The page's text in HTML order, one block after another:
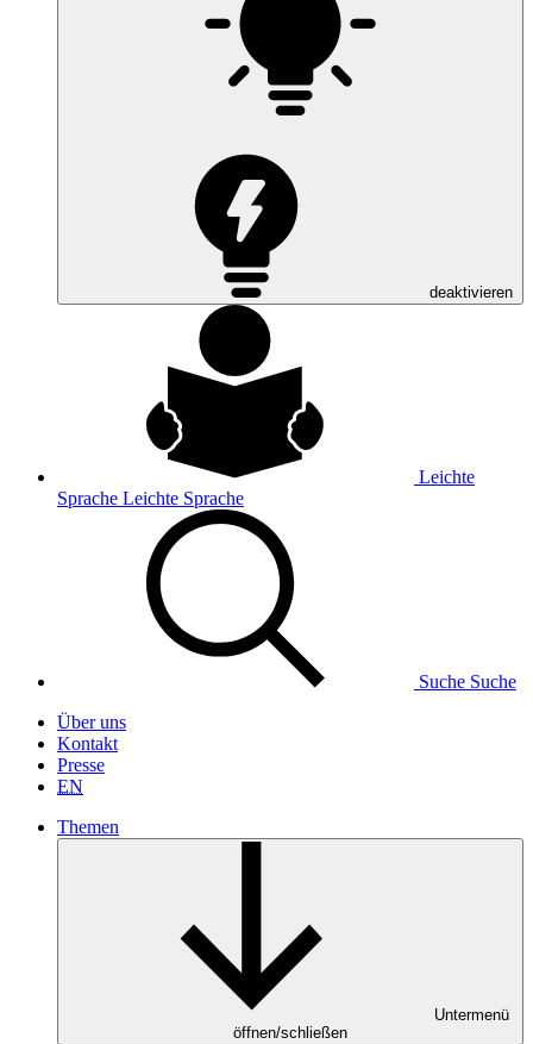
deaktivieren
Leichte
Sprache Leichte Sprache
Suche Suche
Über uns
Kontakt
Presse
EN
Themen
Untermenü
öffnen/schließen